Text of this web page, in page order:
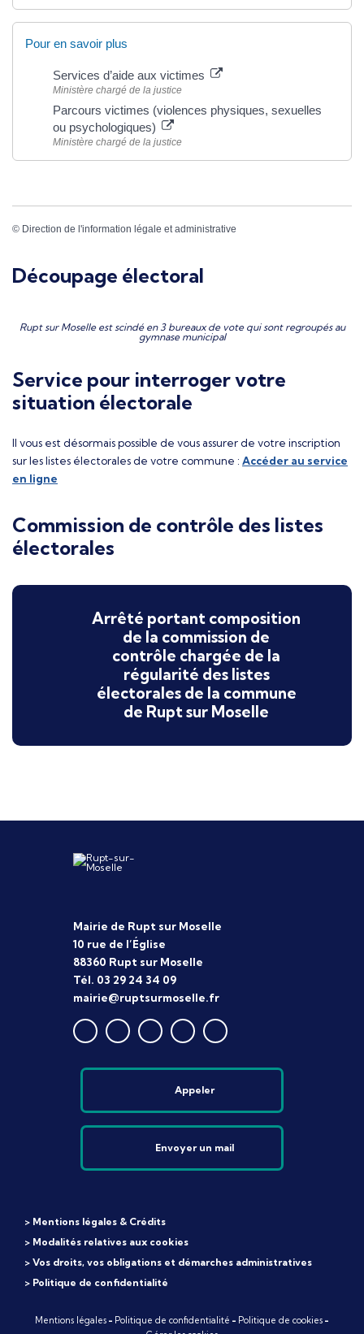
Pour en savoir plus
Services d’aide aux victimes
Ministère chargé de la justice
Parcours victimes (violences physiques, sexuelles
ou psychologiques)
Ministère chargé de la justice
© Direction de l'information légale et administrative
Découpage électoral
Rupt sur Moselle est scindé en 3 bureaux de vote qui sont regroupés au
gymnase municipal
Service pour interroger votre
situation électorale
Il vous est désormais possible de vous assurer de votre inscription
sur les listes électorales de votre commune : Accéder au service
en ligne
Commission de contrôle des listes
électorales
Arrêté portant composition
de la commission de
contrôle chargée de la
régularité des listes
électorales de la commune
de Rupt sur Moselle
Mairie de Rupt sur Moselle
10 rue de l’Église
88360 Rupt sur Moselle
Tél. 03 29 24 34 09
mairie@ruptsurmoselle.fr
Appeler
Envoyer un mail
> Mentions légales & Crédits
> Modalités relatives aux cookies
> Vos droits, vos obligations et démarches administratives
> Politique de confidentialité
Mentions légales - Politique de confidentialité - Politique de cookies -